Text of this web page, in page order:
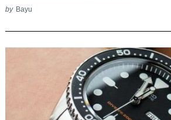
by Bayu